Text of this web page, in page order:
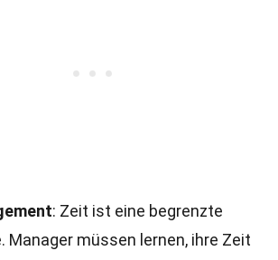
: Zeit ist eine begrenzte
Manager müssen lernen, ihre Zeit